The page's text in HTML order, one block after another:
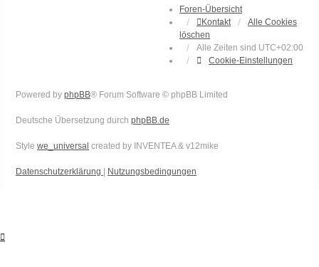
Foren-Übersicht
Kontakt
Alle Cookies
löschen
Alle Zeiten sind UTC+02:00
Cookie-Einstellungen
Powered by phpBB® Forum Software © phpBB Limited
Deutsche Übersetzung durch phpBB.de
Style we_universal created by INVENTEA & v12mike
Datenschutzerklärung Nutzungsbedingungen